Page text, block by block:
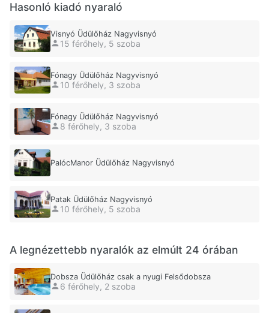
Hasonló kiadó nyaraló
Visnyó Üdülőház Nagyvisnyó
15 férőhely, 5 szoba
Fónagy Üdülőház Nagyvisnyó
10 férőhely, 3 szoba
Fónagy Üdülőház Nagyvisnyó
8 férőhely, 3 szoba
PalócManor Üdülőház Nagyvisnyó
Patak Üdülőház Nagyvisnyó
10 férőhely, 5 szoba
A legnézettebb nyaralók az elmúlt 24 órában
Dobsza Üdülőház csak a nyugi Felsődobsza
6 férőhely, 2 szoba